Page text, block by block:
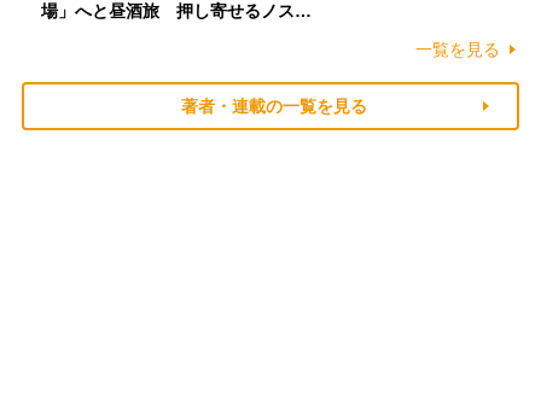
場」へと昼酒旅 押し寄せるノス…
一覧を見る
著者・連載の一覧を見る